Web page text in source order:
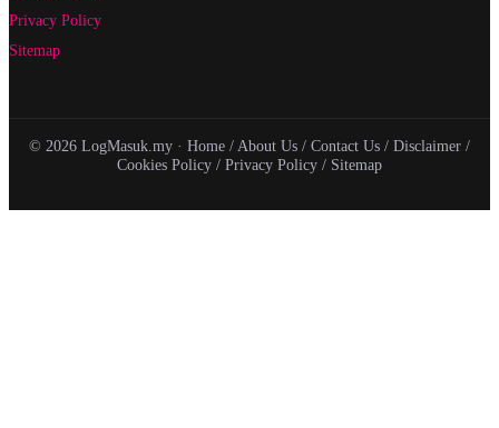
Privacy Policy
Sitemap
© 2026 LogMasuk.my · Home / About Us / Contact Us / Disclaimer /
Cookies Policy / Privacy Policy / Sitemap